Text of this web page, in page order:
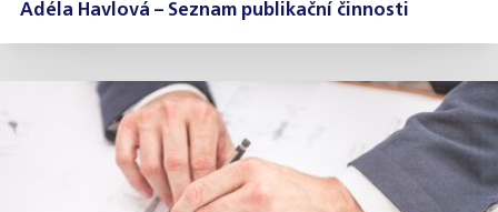
Adéla Havlová – Seznam publikační činnosti